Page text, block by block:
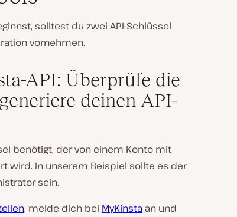
solltest du zwei API-Schlüssel
vornehmen.
API: Überprüfe die
deinen API-
benötigt, der von einem Konto mit
wird. In unserem Beispiel sollte es der
sein.
, melde dich bei MyKinsta an und